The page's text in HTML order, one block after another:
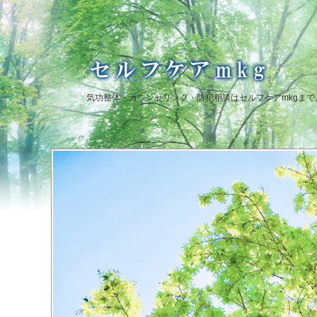
気功整体・カウンセリング・防犯相談はセルフケアmkgまで